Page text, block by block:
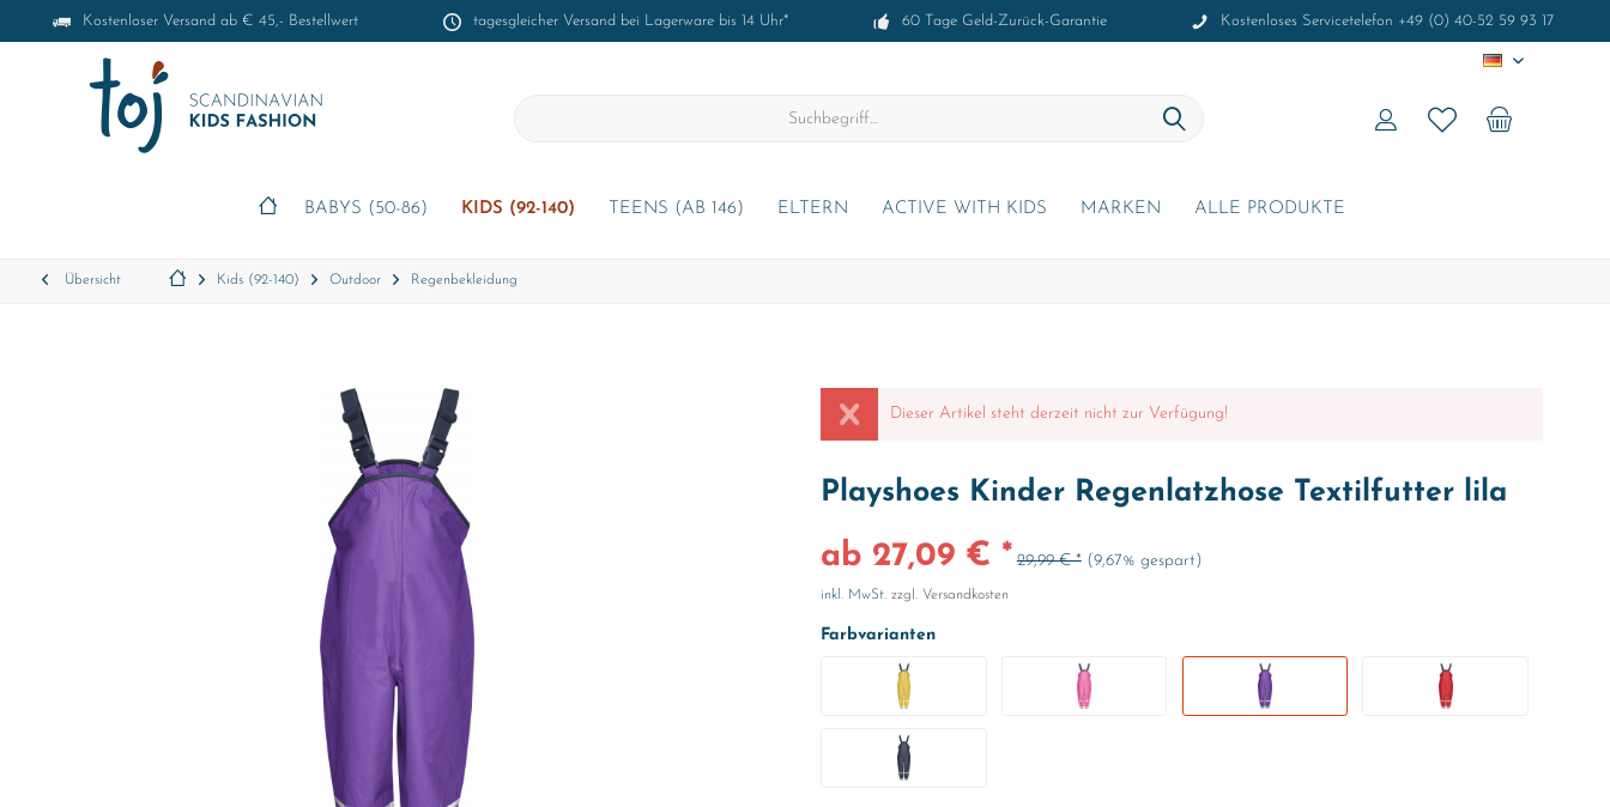
Kostenloser Versand ab € 45,- Bestellwert tagesgleicher Versand bei Lagerware bis 14 Uhr* 60 Tage Geld-Zurück-Garantie Kostenloses Servicetelefon +49 (0) 40-52 59 93 17
DE
BABYS (50-86) KIDS (92-140) TEENS (AB 146) ELTERN ACTIVE WITH KIDS MARKEN ALLE PRODUKTE
Übersicht Kids (92-140) Outdoor Regenbekleidung
Dieser Artikel steht derzeit nicht zur Verfügung!
Playshoes Kinder Regenlatzhose Textilfutter lila
ab 27,09 € * 29,99 € * (9,67% gespart)
inkl. MwSt. zzgl. Versandkosten
Farbvarianten